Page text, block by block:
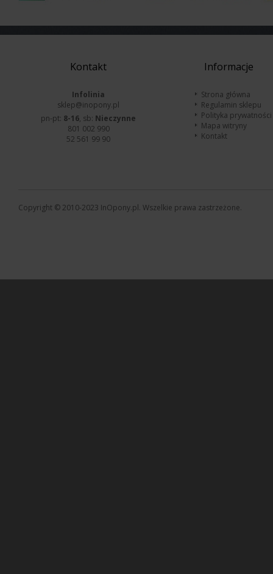
Kontakt
Infolinia
sklep@inopony.pl
pn-pt: 8-16, sb: Nieczynne
801 002 990
52 561 99 90
Informacje
Strona główna
Regulamin sklepu
Polityka prywatności
Mapa witryny
Kontakt
Copyright © 2010-2023 InOpony.pl. Wszelkie prawa zastrzeżone.